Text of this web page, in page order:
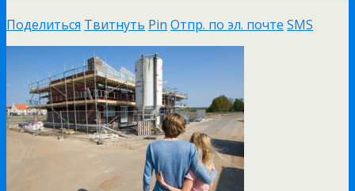
Поделиться Твитнуть Pin Отпр. по эл. почте SMS